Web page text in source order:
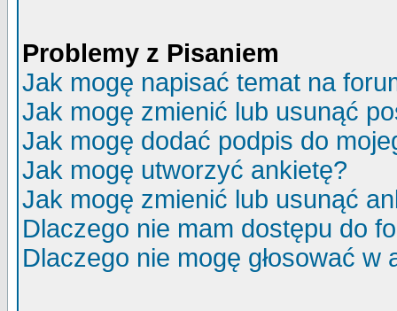
Problemy z Pisaniem
Jak mogę napisać temat na
Jak mogę zmienić lub usunąć
Jak mogę dodać podpis do
Jak mogę utworzyć ankietę?
Jak mogę zmienić lub usunąć
Dlaczego nie mam dostępu do
Dlaczego nie mogę głosować w